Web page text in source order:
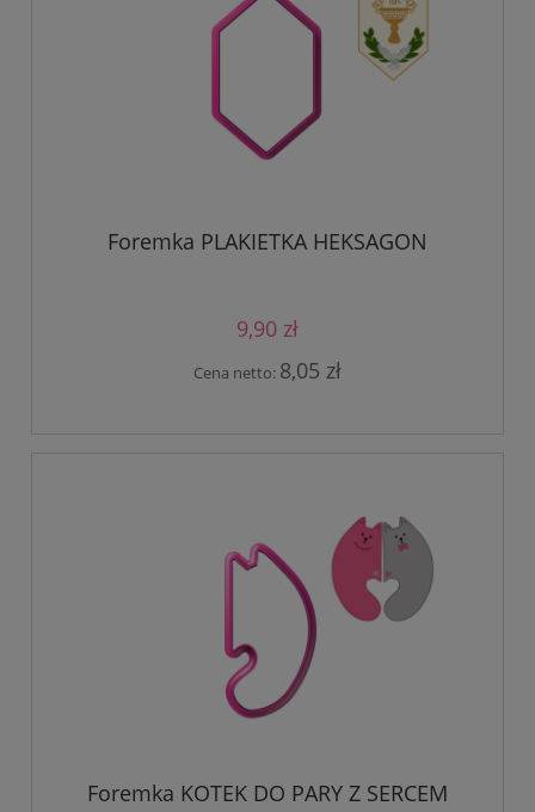
Foremka PLAKIETKA HEKSAGON
9,90 zł
Cena netto: 8,05 zł
Foremka KOTEK DO PARY Z SERCEM